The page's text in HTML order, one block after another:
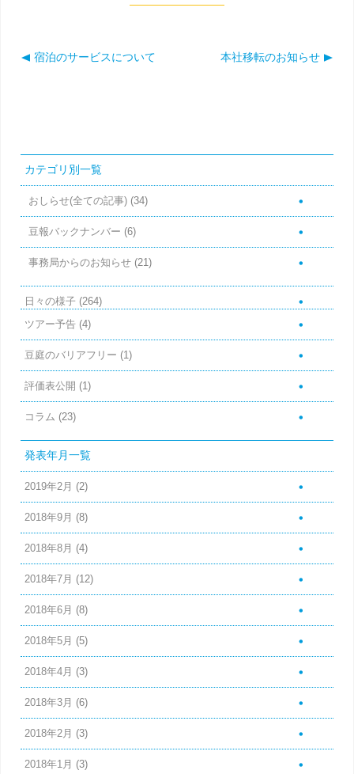
宿泊のサービスについて 本社移転のお知らせ
カテゴリ別一覧
おしらせ(全ての記事) (34)
豆報バックナンバー (6)
事務局からのお知らせ (21)
日々の様子 (264)
ツアー予告 (4)
豆庭のバリアフリー (1)
評価表公開 (1)
コラム (23)
発表年月一覧
2019年2月 (2)
2018年9月 (8)
2018年8月 (4)
2018年7月 (12)
2018年6月 (8)
2018年5月 (5)
2018年4月 (3)
2018年3月 (6)
2018年2月 (3)
2018年1月 (3)